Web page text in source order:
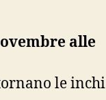
alle
le